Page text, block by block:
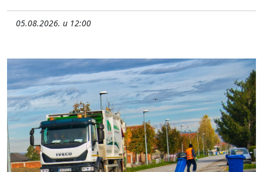
05.08.2026. u 12:00